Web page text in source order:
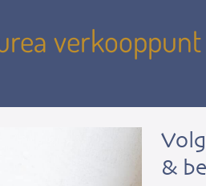
verkooppunt
&